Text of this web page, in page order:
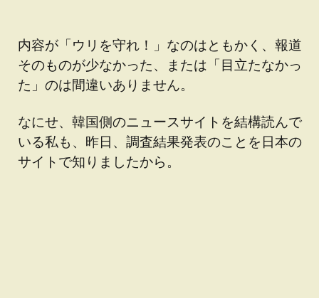
内容が「ウリを守れ！」なのはともかく、報道
そのものが少なかった、または「目立たなかっ
た」のは間違いありません。
なにせ、韓国側のニュースサイトを結構読んで
いる私も、昨日、調査結果発表のことを日本の
サイトで知りましたから。